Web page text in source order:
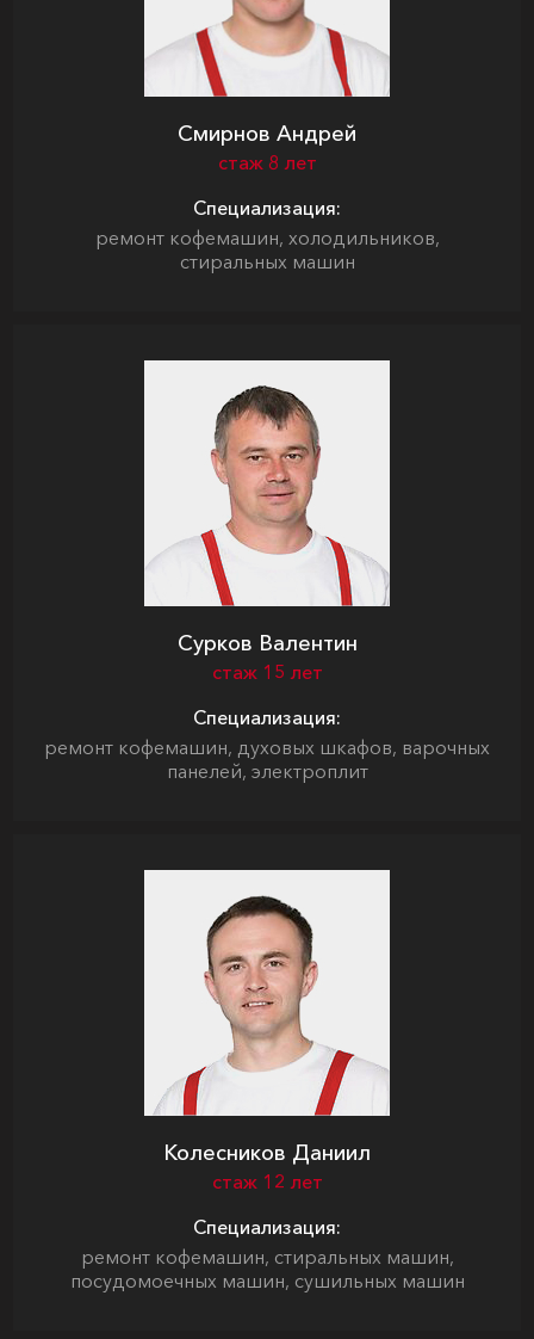
Смирнов Андрей
стаж 8 лет
Специализация:
ремонт кофемашин, холодильников,
стиральных машин
Сурков Валентин
стаж 15 лет
Специализация:
ремонт кофемашин, духовых шкафов, варочных
панелей, электроплит
Колесников Даниил
стаж 12 лет
Специализация:
ремонт кофемашин, стиральных машин,
посудомоечных машин, сушильных машин